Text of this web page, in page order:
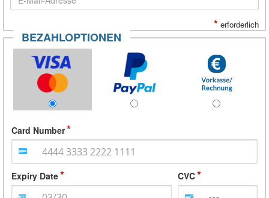
* erforderlich
BEZAHLOPTIONEN
Card Number
Expiry Date CVC